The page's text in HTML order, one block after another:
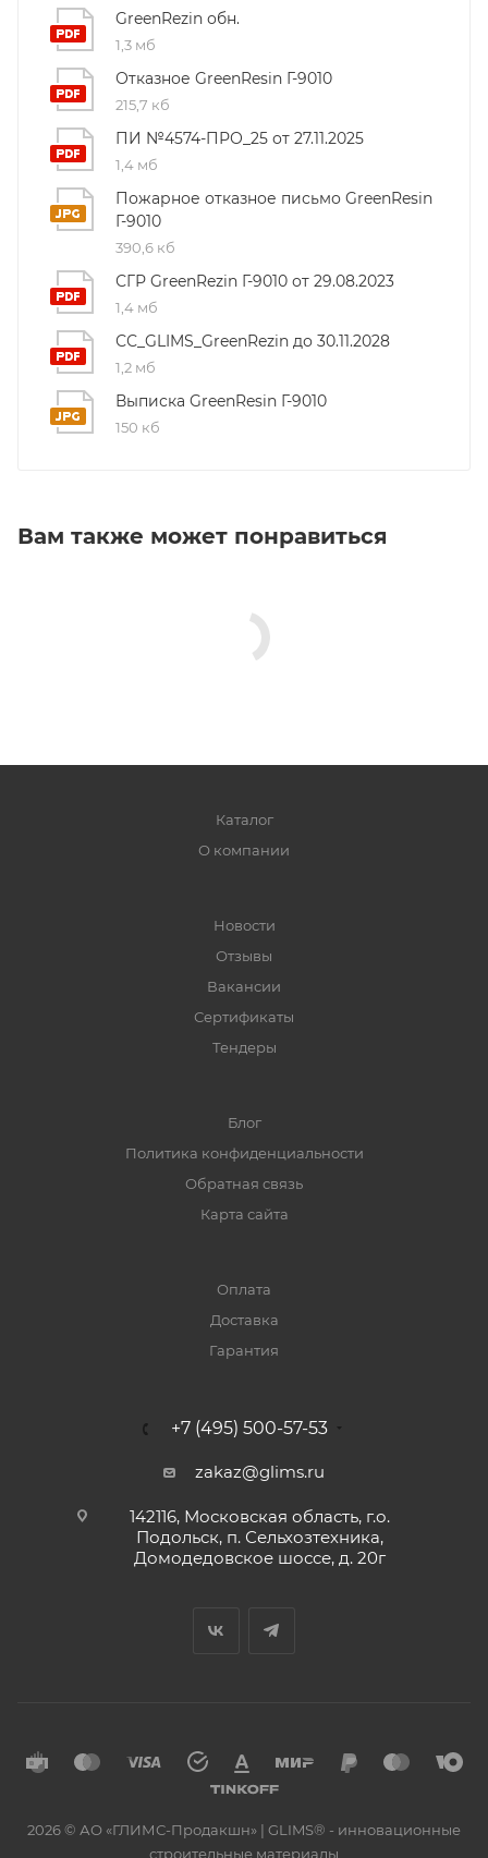
GreenRezin обн.
1,3 мб
Отказное GreenResin Г-9010
215,7 кб
ПИ №4574-ПРО_25 от 27.11.2025
1,4 мб
Пожарное отказное письмо GreenResin
Г-9010
390,6 кб
СГР GreenRezin Г-9010 от 29.08.2023
1,4 мб
СС_GLIMS_GreenRezin до 30.11.2028
1,2 мб
Выписка GreenResin Г-9010
150 кб
Вам также может понравиться
Каталог
О компании
Новости
Отзывы
Вакансии
Сертификаты
Тендеры
Блог
Политика конфиденциальности
Обратная связь
Карта сайта
Оплата
Доставка
Гарантия
+7 (495) 500-57-53
zakaz@glims.ru
142116, Московская область, г.о.
Подольск, п. Сельхозтехника,
Домодедовское шоссе, д. 20г
2026 © АО «ГЛИМС-Продакшн» | GLIMS® - инновационные
строительные материалы